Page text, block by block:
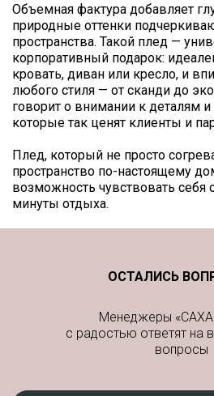
Объемная фактура добавляет
природные оттенки
пространства. Такой плед —
корпоративный подарок:
кровать, диван или кресло, и
любого стиля — от сканди до
говорит о внимании к деталям и
которые так ценят клиенты и
Плед, который не просто
пространство по-настоящему
возможность чувствовать
минуты отдыха.
ОСТАЛИСЬ
Менеджеры
с радостью ответят на
вопросы